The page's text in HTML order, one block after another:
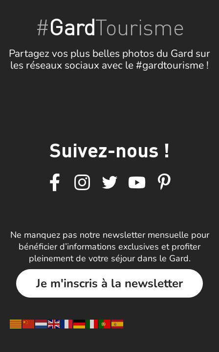
#GardTourisme
Partagez vos plus belles photos du Gard sur
les réseaux sociaux avec le #gardtourisme !
Suivez-nous !
Ne manquez pas notre newsletter mensuelle pour
bénéficier d’informations exclusives et profiter
pleinement de votre séjour dans le Gard.
Je m'inscris à la newsletter